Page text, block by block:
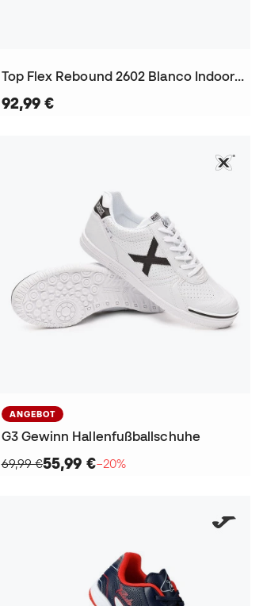
Top Flex Rebound 2602 Blanco Indoor Hallenfußballschuhe
92,99 €
ANGEBOT
G3 Gewinn Hallenfußballschuhe
69,99 €55,99 €−20%